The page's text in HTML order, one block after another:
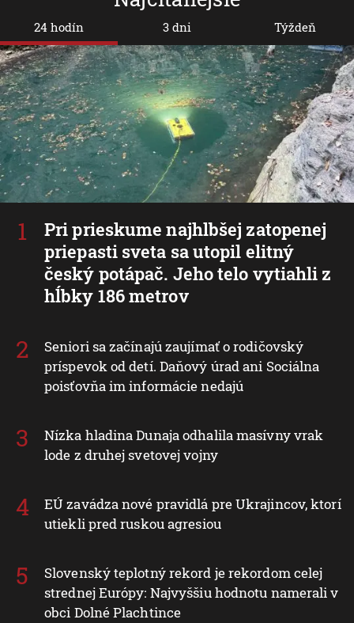
24 hodín
Pri prieskume najhlbšej zatopenej
priepasti sveta sa utopil elitný
český potápač. Jeho telo vytiahli z
hĺbky 186 metrov
Seniori sa začínajú zaujímať o rodičovský
príspevok od detí. Daňový úrad ani Sociálna
poisťovňa im informácie nedajú
Nízka hladina Dunaja odhalila masívny vrak
lode z druhej svetovej vojny
EÚ zavádza nové pravidlá pre Ukrajincov, ktorí
utiekli pred ruskou agresiou
Slovenský teplotný rekord je rekordom celej
strednej Európy: Najvyššiu hodnotu namerali v
obci Dolné Plachtince
3 dni Týždeň